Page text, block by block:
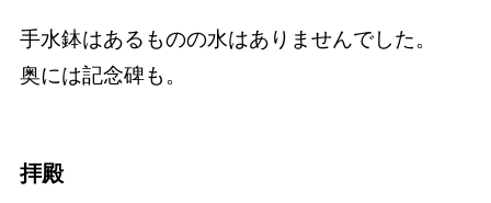
手水鉢はあるものの水はありませんでした。
奥には記念碑も。
拝殿